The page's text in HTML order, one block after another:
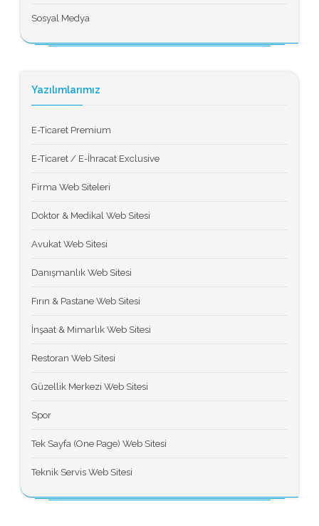
Sosyal Medya
Yazılımlarımız
E-Ticaret Premium
E-Ticaret / E-İhracat Exclusive
Firma Web Siteleri
Doktor & Medikal Web Sitesi
Avukat Web Sitesi
Danışmanlık Web Sitesi
Fırın & Pastane Web Sitesi
İnşaat & Mimarlık Web Sitesi
Restoran Web Sitesi
Güzellik Merkezi Web Sitesi
Spor
Tek Sayfa (One Page) Web Sitesi
Teknik Servis Web Sitesi